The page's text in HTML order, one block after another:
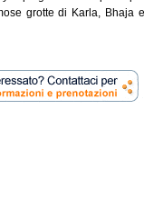
grotte di Karla, Bhaja e